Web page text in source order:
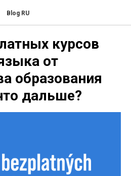
Blog RU
курсов
от
образования
дальше?